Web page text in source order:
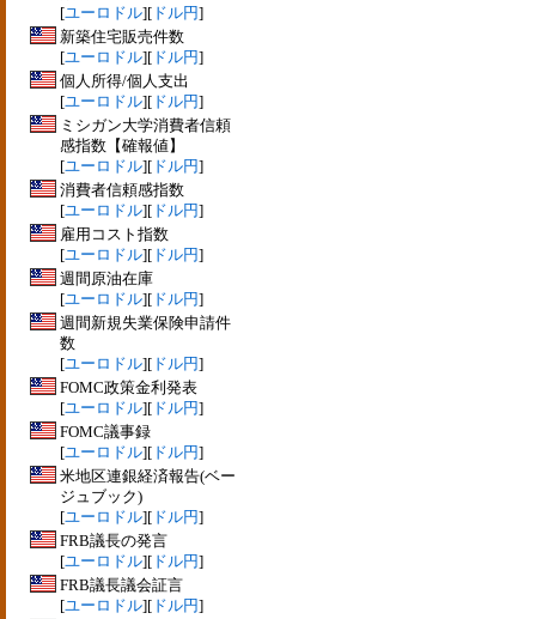
[ユーロドル][ ドル円]
新築住宅販売件数
[ユーロドル][ ドル円]
個人所得/個人支出
[ユーロドル][ ドル円]
ミシガン大学消費者信頼
感指数【確報値】
[ユーロドル][ ドル円]
消費者信頼感指数
[ユーロドル][ ドル円]
雇用コスト指数
[ユーロドル][ ドル円]
週間原油在庫
[ユーロドル][ ドル円]
週間新規失業保険申請件
数
[ユーロドル][ ドル円]
FOMC政策金利発表
[ユーロドル][ ドル円]
FOMC議事録
[ユーロドル][ ドル円]
米地区連銀経済報告(ベー
ジュブック)
[ユーロドル][ ドル円]
FRB議長の発言
[ユーロドル][ ドル円]
FRB議長議会証言
[ユーロドル][ ドル円]